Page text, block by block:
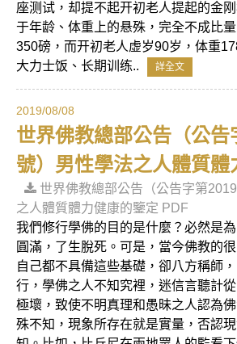
座测试，却提不起开初老人提起的金
于年龄、体重上的悬殊，完全不成比
350磅，而开初老人虚岁90岁，体重
大力士饭、长期训练..
詳全文
2019/08/08
世界佛教總部公告（公告
號）男性學法之人體質體
世界佛教總部公告（公告字第
之人體質體力健康的鑒定 PDF
我們修行學佛的目的是什麼？必然是
圓滿，了生脫死。可是，當今佛教的
自己都不具備這些基礎，卻八方稱師
行，學佛之人不知究裡，迷信言聽計
極壞，致使不明真理和愚昧之人認為
殊不知，現象所存在就是實量，否認